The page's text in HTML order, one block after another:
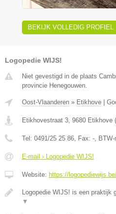
BEKIJK VOLLEDIG PROFIEL
Logopedie WIJS!
Niet gevestigd in de plaats
provincie Henegouwen.
Oost-Vlaanderen » Etikhove
Etikhovestraat 3, 9680 Etikhove (
Tel: 0491/25 25 86, Fax: -, BTW-
E-mail › Logopedie WIJS!
Website: https://
Logopedie WIJS! is een praktijk
▼